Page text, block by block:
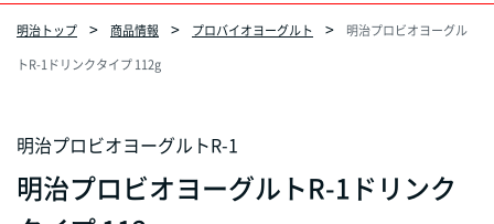
明治トップ 商品情報 プロバイオヨーグルト
明治プロビオヨーグル
トR-1ドリンクタイプ 112g
明治プロビオヨーグルトR-1
明治プロビオヨーグルトR-1ドリンク